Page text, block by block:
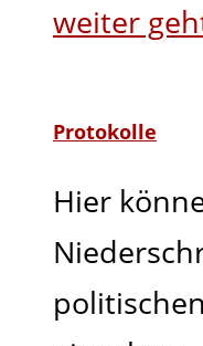
weiter
Protokolle
Hier